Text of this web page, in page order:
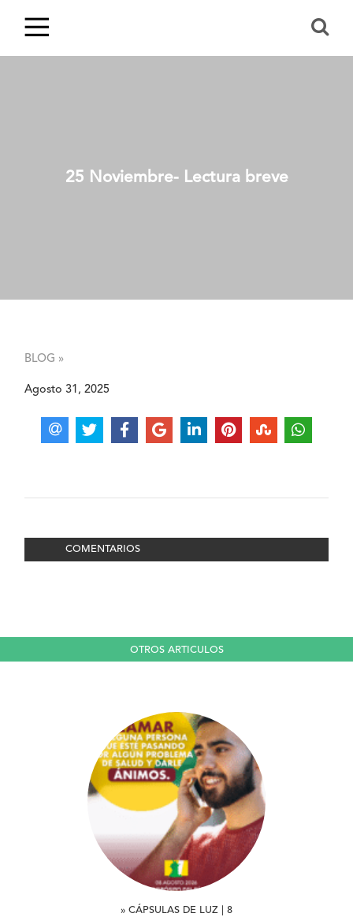
25 Noviembre- Lectura breve
BLOG »
Agosto 31, 2025
COMENTARIOS
OTROS ARTICULOS
» CÁPSULAS DE LUZ | 8